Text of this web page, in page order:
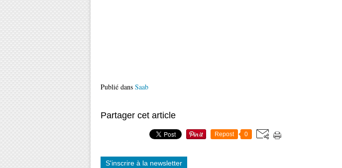
Publié dans Saab
Partager cet article
Repost 0
S'inscrire à la newsletter